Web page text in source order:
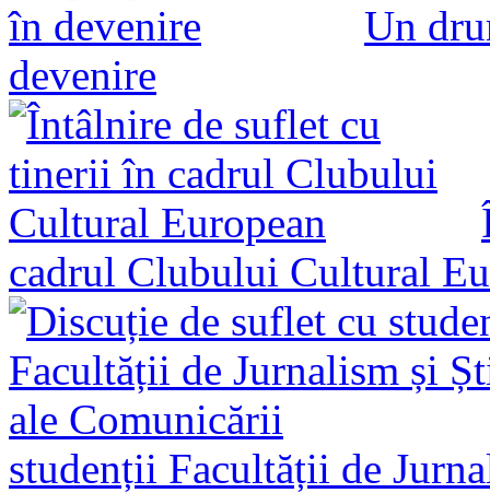
Un
devenire
cadrul Clubului Cultural
studenții Facultății de